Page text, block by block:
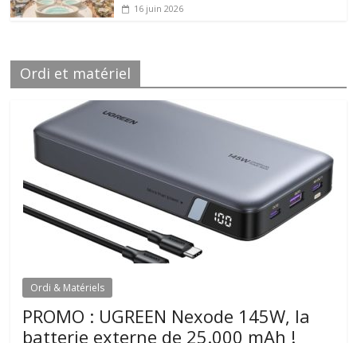
16 juin 2026
Ordi et matériel
Ordi & Matériels
PROMO : UGREEN Nexode 145W, la
batterie externe de 25.000 mAh !